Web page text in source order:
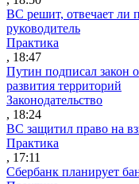
ВС решит, отвечает ли
руководитель
Практика
, 18:47
Путин подписал закон
развития территорий
Законодательство
, 18:24
ВС защитил право на
Практика
, 17:11
Сбербанк планирует